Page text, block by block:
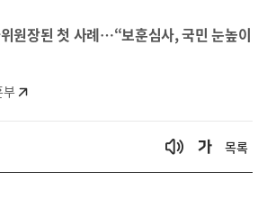
원장된 첫 사례…“보훈심사, 국민 눈높이
부
목록